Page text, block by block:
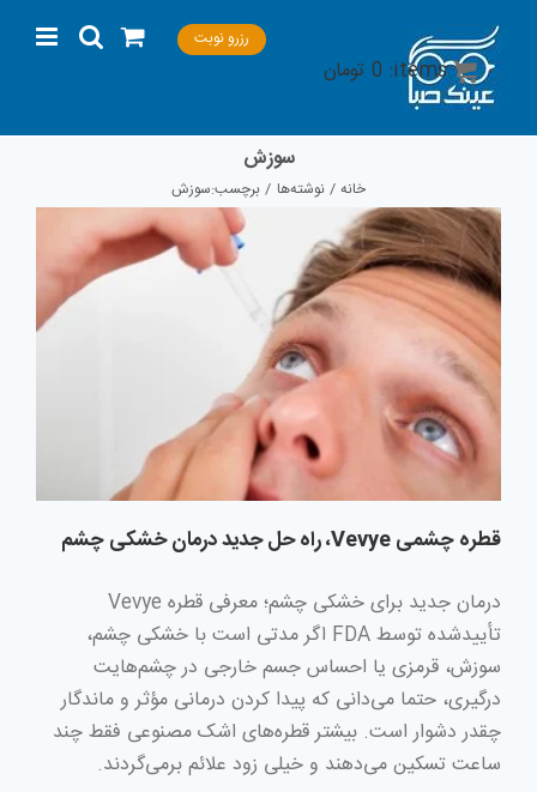
content
رزرو نوبت
سوزش
خانه نوشته‌ها برچسب:سوزش
قطره چشمی Vevye، راه حل جدید درمان خشکی چشم
درمان جدید برای خشکی چشم؛ معرفی قطره Vevye
تأییدشده توسط FDA اگر مدتی است با خشکی چشم،
سوزش، قرمزی یا احساس جسم خارجی در چشم‌هایت
درگیری، حتما می‌دانی که پیدا کردن درمانی مؤثر و ماندگار
چقدر دشوار است. بیشتر قطره‌های اشک مصنوعی فقط چند
ساعت تسکین می‌دهند و خیلی زود علائم برمی‌گردند.
items:
0 تومان